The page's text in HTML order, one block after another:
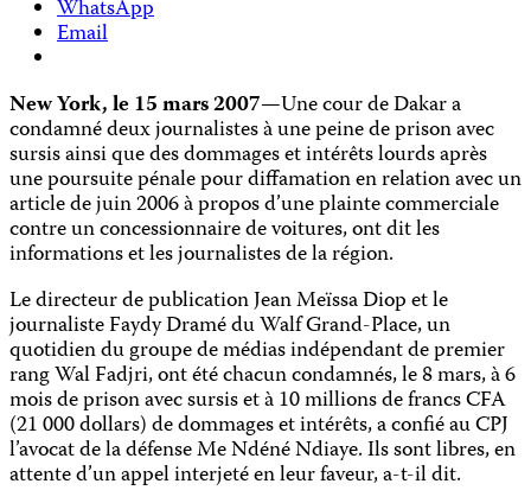
WhatsApp
Email
New York, le 15 mars 2007—Une cour de Dakar a
condamné deux journalistes à une peine de prison avec
sursis ainsi que des dommages et intérêts lourds après
une poursuite pénale pour diffamation en relation avec un
article de juin 2006 à propos d’une plainte commerciale
contre un concessionnaire de voitures, ont dit les
informations et les journalistes de la région.
Le directeur de publication Jean Meïssa Diop et le
journaliste Faydy Dramé du Walf Grand-Place, un
quotidien du groupe de médias indépendant de premier
rang Wal Fadjri, ont été chacun condamnés, le 8 mars, à 6
mois de prison avec sursis et à 10 millions de francs CFA
(21 000 dollars) de dommages et intérêts, a confié au CPJ
l’avocat de la défense Me Ndéné Ndiaye. Ils sont libres, en
attente d’un appel interjeté en leur faveur, a-t-il dit.